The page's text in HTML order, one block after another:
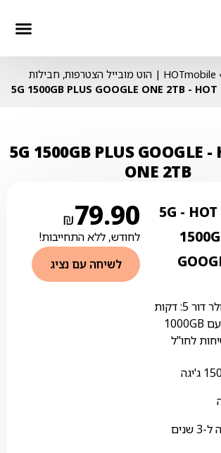
HOTmobile | הוט מובייל הצטרפות, חבילות
HOT mobile ‏- ‏5G
HOT mobile ‏- ‏5G 1500GB PLUS GOOGLE
ONE 2TB
HOT Mobile ‏- ‏5G
חבילת סלולר דור 5: דקות
והודעות עם 1000GB
לחו"ל
עד 1500 ג'יגה
שנים
₪79.90
לחודש, ללא התחייבות!
לשיחה עם נציג